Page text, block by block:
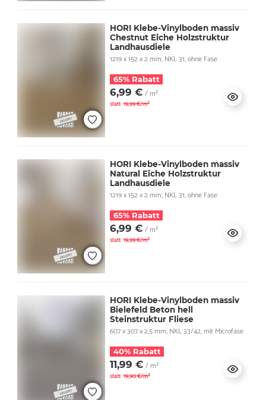
HORI Klebe-Vinylboden massiv
Chestnut Eiche Holzstruktur
Landhausdiele
1219 x 152 x 2 mm, NKL 31, ohne Fase
65% Rabatt
6,99 € / m²
statt 19,99 €/m²
HORI Klebe-Vinylboden massiv
Natural Eiche Holzstruktur
Landhausdiele
1219 x 152 x 2 mm, NKL 31, ohne Fase
65% Rabatt
6,99 € / m²
statt 19,99 €/m²
HORI Klebe-Vinylboden massiv
Bielefeld Beton hell
Steinstruktur Fliese
607 x 307 x 2,5 mm, NKL 33/42, mit Microfase
40% Rabatt
11,99 € / m²
statt 19,90 €/m²